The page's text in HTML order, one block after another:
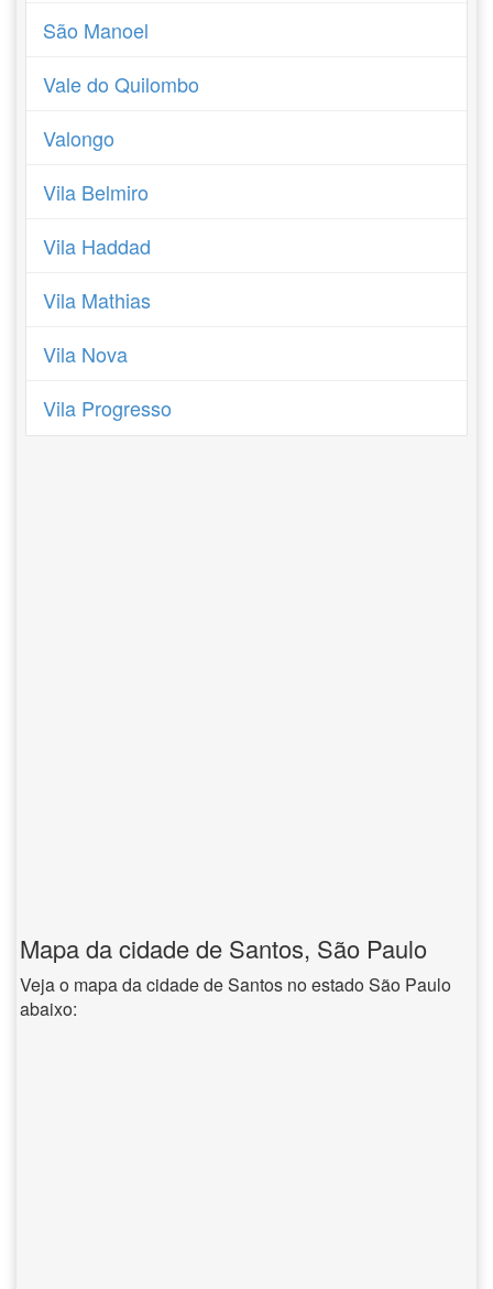
São Manoel
Vale do Quilombo
Valongo
Vila Belmiro
Vila Haddad
Vila Mathias
Vila Nova
Vila Progresso
Mapa da cidade de Santos, São Paulo
Veja o mapa da cidade de Santos no estado São Paulo
abaixo: